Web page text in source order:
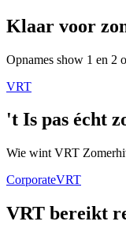
Klaar voor
Opnames show 1 en 2
VRT
't Is pas écht
Wie wint VRT
CorporateVRT
VRT bereikt